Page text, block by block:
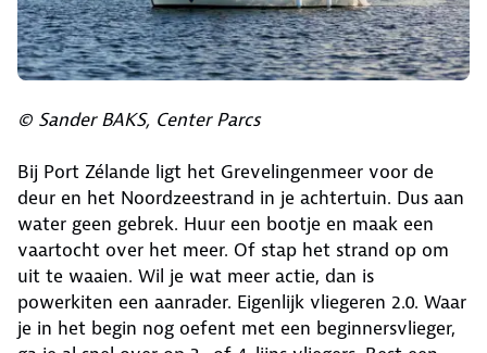
© Sander BAKS, Center Parcs
Bij Port Zélande ligt het Grevelingenmeer voor de
deur en het Noordzeestrand in je achtertuin. Dus aan
water geen gebrek. Huur een bootje en maak een
vaartocht over het meer. Of stap het strand op om
uit te waaien. Wil je wat meer actie, dan is
powerkiten een aanrader. Eigenlijk vliegeren 2.0. Waar
je in het begin nog oefent met een beginnersvlieger,